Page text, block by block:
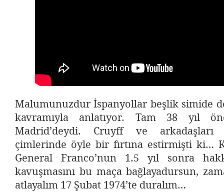
Malumunuzdur İspanyollar beşlik simide
kavramıyla anlatıyor. Tam 38 yıl
Madrid’deydi. Cruyff ve arkadaşları
çimlerinde öyle bir fırtına estirmişti ki…
General Franco’nun 1.5 yıl sonra
kavuşmasını bu maça bağlayadursun,
atlayalım 17 Şubat 1974’te duralım…